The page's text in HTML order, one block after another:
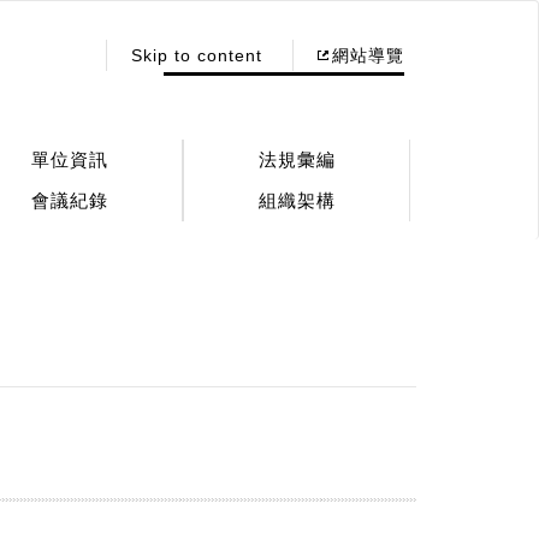
Skip to content 網站導覽
單位資訊
法規彙編
會議紀錄
組織架構